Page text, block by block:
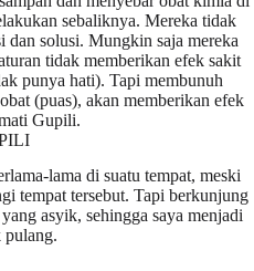
sebaliknya. Mereka tidak
dan solusi. Mungkin saja mereka
tidak memberikan efek sakit
punya hati). Tapi membunuh
(puas), akan memberikan efek
Gupili.
lama di suatu tempat, meski
tempat tersebut. Tapi berkunjung
asyik, sehingga saya menjadi
pulang.